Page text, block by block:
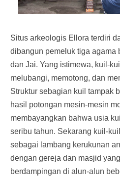
Situs arkeologis Ellora terdiri
dibangun pemeluk tiga agama
dan Jai. Yang istimewa, kuil-
melubangi, memotong, dan
Struktur sebagian kuil tampak
hasil potongan mesin-mesin
membayangkan bahwa usia
seribu tahun. Sekarang kuil-
sebagai lambang kerukunan
dengan gereja dan masjid
berdampingan di alun-alun